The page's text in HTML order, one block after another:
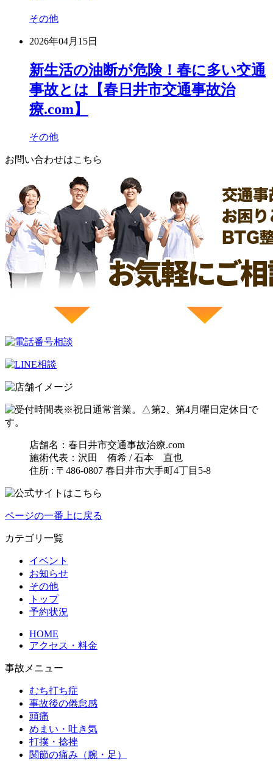
その他
2026年04月15日
新生活の油断が危険！春に多い交通
事故とは【春日井市交通事故治
療.com】
その他
お問い合わせはこちら
※祝日通常営業。△第2、第4月曜日定休日で
す。
店舗名：春日井市交通事故治療.com
施術代表：沢田 侑希 / 石本 直也
住所 : 〒486-0807 春日井市大手町4丁目5-8
ページの一番上に戻る
カテゴリ一覧
イベント
お知らせ
その他
トップ
予約状況
HOME
アクセス・料金
事故メニュー
むち打ち症
事故後の倦怠感
頭痛
めまい・吐き気
打撲・捻挫
関節の痛み（腕・足）